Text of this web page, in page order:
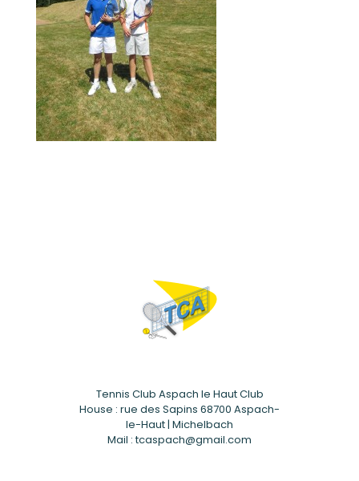
Tennis Club Aspach le Haut Club
House : rue des Sapins 68700 Aspach-
le-Haut | Michelbach
Mail : tcaspach@gmail.com